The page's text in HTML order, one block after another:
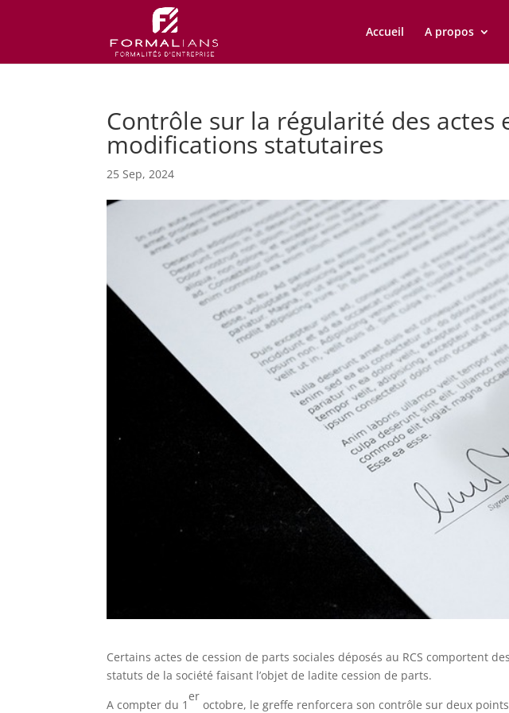
Accueil A propos
Contrôle sur la régularité des actes
modifications statutaires
25 Sep, 2024
Certains actes de cession de parts sociales déposés au RCS comportent
statuts de la société faisant l’objet de ladite cession de parts.
A compter du 1
er
octobre, le greffe renforcera son contrôle sur deux